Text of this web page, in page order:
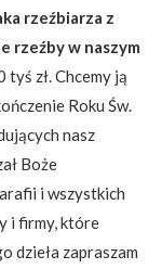
rzeźbiarza z
rzeźby w naszym
zł. Chcemy ją
Roku Św.
nasz
Boże
i wszystkich
i firmy, które
dzieła zapraszam